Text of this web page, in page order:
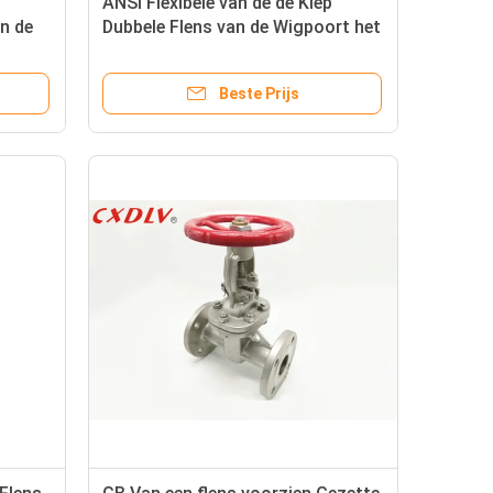
de
Dubbele Flens van de Wigpoort het
Beste Prijs